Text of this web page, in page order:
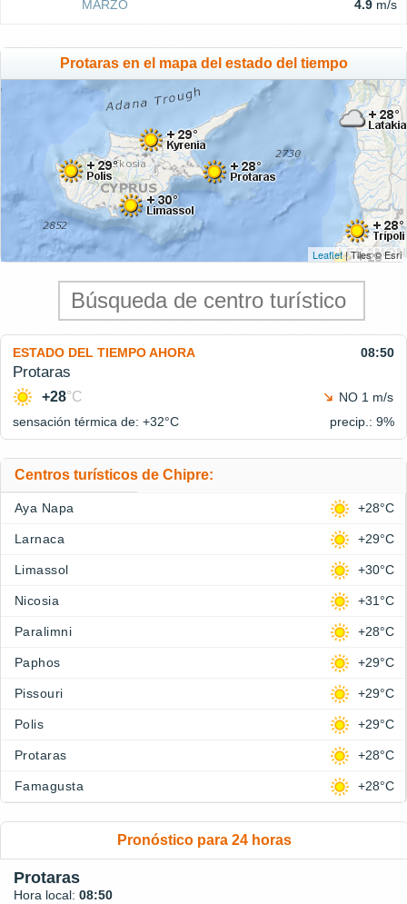
MARZO 4.9 m/s
Protaras en el mapa del estado del tiempo
Leaflet| Tiles © Esri
ESTADO DEL TIEMPO AHORA 08:50
Protaras
+28°C
NO 1 m/s
sensación térmica de: +32°C precip.: 9%
Centros turísticos de Chipre:
Aya Napa +28°C
Larnaca +29°C
Limassol +30°C
Nicosia +31°C
Paralimni +28°C
Paphos +29°C
Pissouri +29°C
Polis +29°C
Protaras +28°C
Famagusta +28°C
Pronóstico para 24 horas
Protaras
Hora local: 08:50